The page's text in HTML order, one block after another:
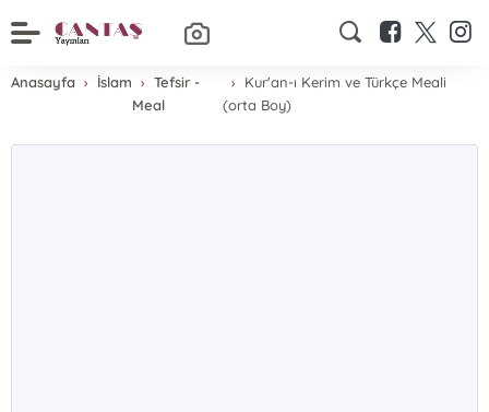
Anasayfa İslam
Tefsir -
Meal
Kur'an-ı Kerim ve Türkçe Meali
(orta Boy)